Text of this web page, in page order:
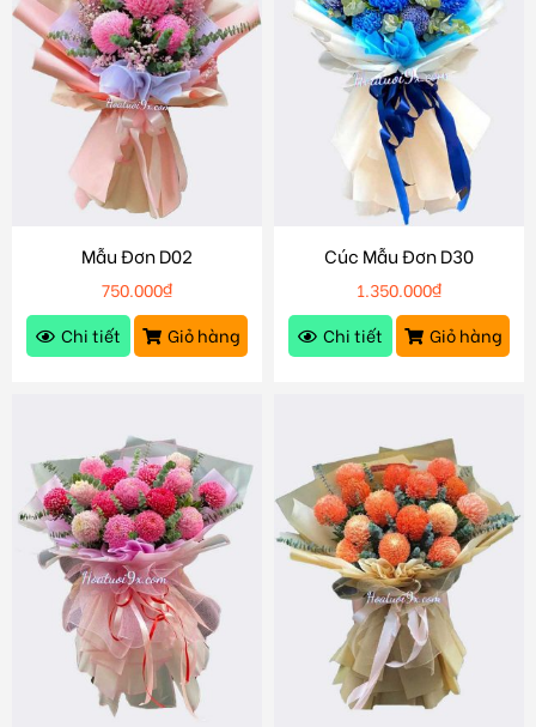
Mẫu Đơn D02
750.000₫
Chi tiết
Giỏ hàng
Cúc Mẫu Đơn D30
1.350.000₫
Chi tiết
Giỏ hàng